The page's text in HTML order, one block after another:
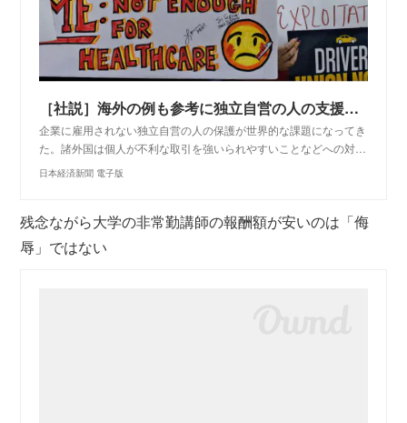
［社説］海外の例も参考に独立自営の人の支援を（写真＝ＡＰ）
企業に雇用されない独立自営の人の保護が世界的な課題になってき
た。諸外国は個人が不利な取引を強いられやすいことなどへの対…
日本経済新聞 電子版
残念ながら大学の非常勤講師の報酬額が安いのは「侮
辱」ではない